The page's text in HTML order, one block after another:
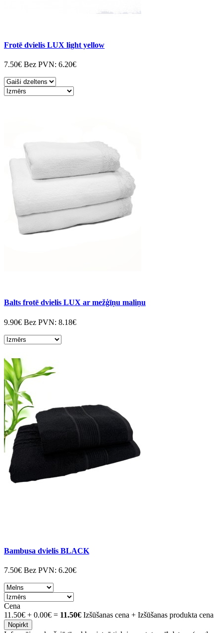
Frotē dvielis LUX light yellow
7.50€ Bez PVN: 6.20€
Balts frotē dvielis LUX ar mežģīņu maliņu
9.90€ Bez PVN: 8.18€
Bambusa dvielis BLACK
7.50€ Bez PVN: 6.20€
Cena
11.50€ + 0.00€ = 11.50€ Izšūšanas cena + Izšūšanas produkta cena
Nopirkt